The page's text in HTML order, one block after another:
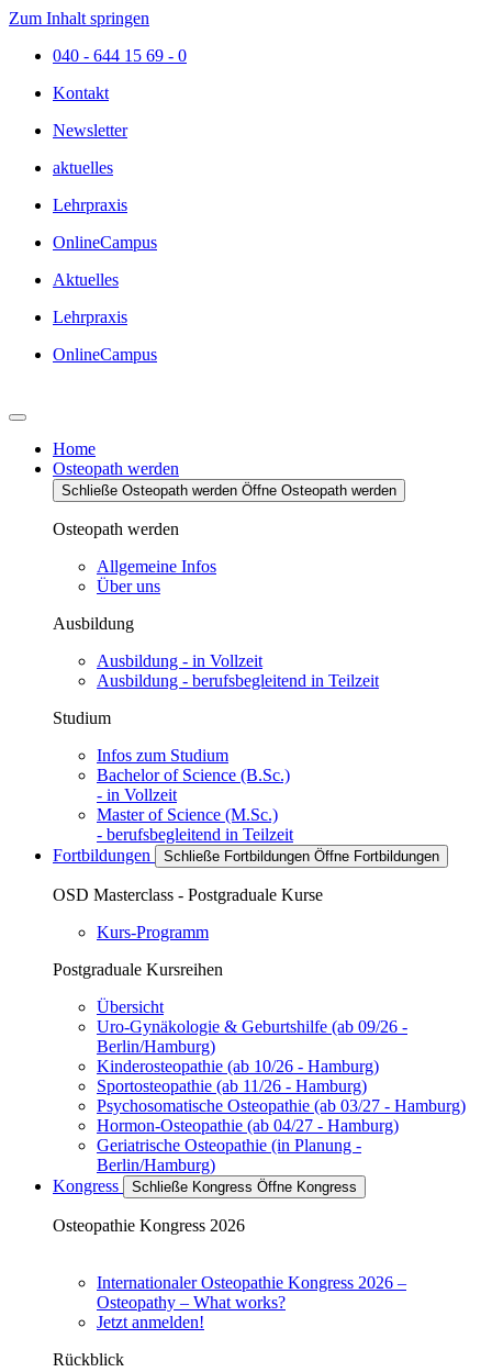
Zum Inhalt springen
040 - 644 15 69 - 0
Kontakt
Newsletter
aktuelles
Lehrpraxis
OnlineCampus
Aktuelles
Lehrpraxis
OnlineCampus
Home
Osteopath werden
Schließe Osteopath werden Öffne Osteopath werden
Osteopath werden
Allgemeine Infos
Über uns
Ausbildung
Ausbildung - in Vollzeit
Ausbildung - berufsbegleitend in Teilzeit
Studium
Infos zum Studium
Bachelor of Science (B.Sc.)
- in Vollzeit
Master of Science (M.Sc.)
- berufsbegleitend in Teilzeit
Fortbildungen
Schließe Fortbildungen Öffne Fortbildungen
OSD Masterclass - Postgraduale Kurse
Kurs-Programm
Postgraduale Kursreihen
Übersicht
Uro-Gynäkologie & Geburtshilfe (ab 09/26 -
Berlin/Hamburg)
Kinderosteopathie (ab 10/26 - Hamburg)
Sportosteopathie (ab 11/26 - Hamburg)
Psychosomatische Osteopathie (ab 03/27 - Hamburg)
Hormon-Osteopathie (ab 04/27 - Hamburg)
Geriatrische Osteopathie (in Planung -
Berlin/Hamburg)
Kongress
Schließe Kongress Öffne Kongress
Osteopathie Kongress 2026
Internationaler Osteopathie Kongress 2026 –
Osteopathy – What works?
Jetzt anmelden!
Rückblick